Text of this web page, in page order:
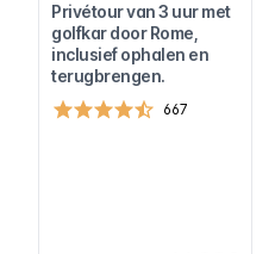
Privétour van 3 uur met
golfkar door Rome,
inclusief ophalen en
terugbrengen.
667